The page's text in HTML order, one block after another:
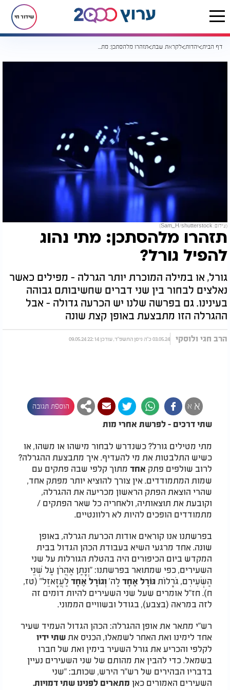
שידור חי
דף הבית יהדות לקראת שבת תזהרו מלהסתכן: מתי נהוג להפיל גורל?
(צילום: Sam_H/shutterstock)
תזהרו מלהסתכן: מתי נהוג
להפיל גורל?
גורל, או במילה המוכרת יותר הגרלה - מפילים כאשר
נאלצים לבחור בין שני דברים שחשיבותם גבוהה
בעינינו. גם בפרשה שלנו יש הכרעה גדולה - אבל
ההגרלה הזו מתבצעת באופן קצת שונה
הרב חגי ולוסקי 03.05.24 כ"ה ניסן התשפ"ד, עודכן 22:14 09.05.24
א א הוספת תגובה
שתי דרכים - לפרשת אחרי מות
מתי מטילים גורל? כשנדרש לבחור מישהו או משהו, או
כשיש התלבטות את מי להעדיף. איך מתבצעת ההגרלה?
לרוב שולפים פתק אחד מתוך קלפי שבה פתקים עם
שמות המתמודדים. אין צורך להוציא יותר מפתק אחד,
שהרי הוצאת הפתק הראשון מכריעה את ההגרלה,
וקובעת את תוצאותיה, ולאחריה כל שאר הפתקים /
מתמודדים הופכים להיות לא רלוונטיים.
בפרשתנו אנו קוראים אודות הכרעת הגרלה, באופן
שונה. אחד מרגעי השיא בעבודת הכהן הגדול בבית
המקדש ביום הכיפורים היה בהטלת הגורלות על שני
השעירים, כפי שמתואר בפרשתנו: "וְנָתַן אַהֲרֹן עַל שְׁנֵי
הַשְּׂעִירִם, גֹּרָלוֹתגּוֹרָל אֶחָד לַה'וְגוֹרָל אֶחָד לַעֲזָאזֵל" (טז,
ח). חז"ל אומרים שעל שני השעירים להיות דומים זה
לזה במראה (בצבע), בגודל ובשוויים הממוני.
רש"י מתאר את אופן ההגרלה: הכהן הגדול העמיד שעיר
אחד לימינו ואת האחר לשמאלו, הכניס אתשתי ידיו
לקלפי והכריע את גורל השעיר בימין ואת של חברו
בשמאל. כדי להבין את מהותם של שני השעירים נעיין
בדבריו הבהירים של רש"ר הירש, שכותב: "שני
השעירים האמורים כאן מתארים לפנינו שתי דמויות.